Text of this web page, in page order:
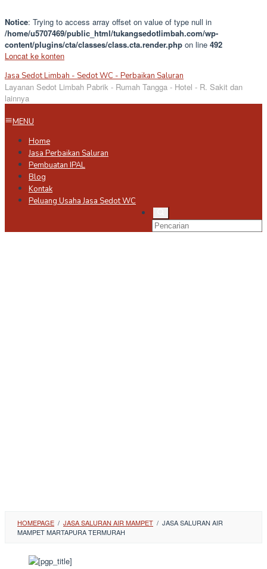
Notice: Trying to access array offset on value of type null in
/home/u5707469/public_html/tukangsedotlimbah.com/wp-
content/plugins/cta/classes/class.cta.render.php on line 492
Loncat ke konten
Jasa Sedot Limbah - Sedot WC - Perbaikan Saluran
Layanan Sedot Limbah Pabrik - Rumah Tangga - Hotel - R. Sakit dan
lainnya
MENU
Home
Jasa Perbaikan Saluran
Pembuatan IPAL
Blog
Kontak
Peluang Usaha Jasa Sedot WC
HOMEPAGE / JASA SALURAN AIR MAMPET / JASA SALURAN AIR
MAMPET MARTAPURA TERMURAH